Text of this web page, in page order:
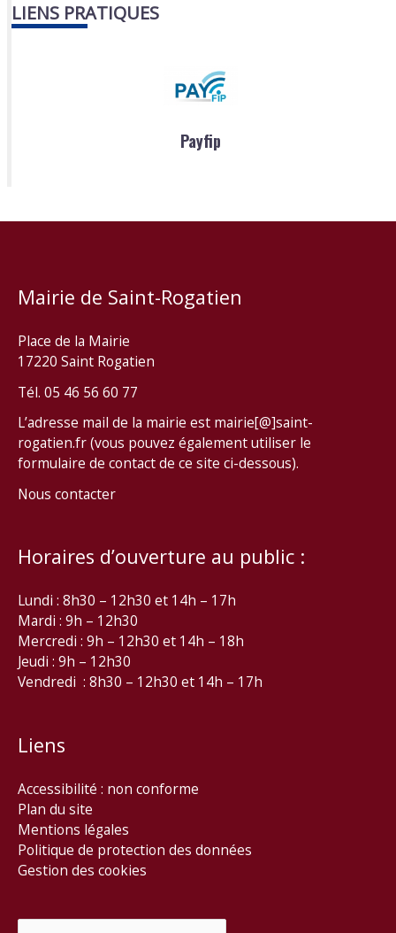
LIENS PRATIQUES
Payfip
Mairie de Saint-Rogatien
Place de la Mairie
17220 Saint Rogatien
Tél. 05 46 56 60 77
L’adresse mail de la mairie est mairie[@]saint-
rogatien.fr (vous pouvez également utiliser le
formulaire de contact de ce site ci-dessous).
Nous contacter
Horaires d’ouverture au public :
Lundi : 8h30 – 12h30 et 14h – 17h
Mardi : 9h – 12h30
Mercredi : 9h – 12h30 et 14h – 18h
Jeudi : 9h – 12h30
Vendredi : 8h30 – 12h30 et 14h – 17h
Liens
Accessibilité : non conforme
Plan du site
Mentions légales
Politique de protection des données
Gestion des cookies